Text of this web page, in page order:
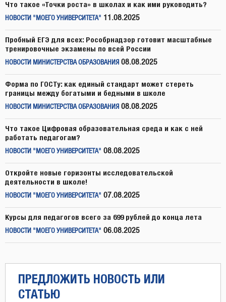
Что такое «Точки роста» в школах и как ими руководить?
НОВОСТИ "МОЕГО УНИВЕРСИТЕТА" 11.08.2025
Пробный ЕГЭ для всех: Рособрнадзор готовит масштабные
тренировочные экзамены по всей России
НОВОСТИ МИНИСТЕРСТВА ОБРАЗОВАНИЯ 08.08.2025
Форма по ГОСТу: как единый стандарт может стереть
границы между богатыми и бедными в школе
НОВОСТИ МИНИСТЕРСТВА ОБРАЗОВАНИЯ 08.08.2025
Что такое Цифровая образовательная среда и как с ней
работать педагогам?
НОВОСТИ "МОЕГО УНИВЕРСИТЕТА" 08.08.2025
Откройте новые горизонты исследовательской
деятельности в школе!
НОВОСТИ "МОЕГО УНИВЕРСИТЕТА" 07.08.2025
Курсы для педагогов всего за 699 рублей до конца лета
НОВОСТИ "МОЕГО УНИВЕРСИТЕТА" 06.08.2025
ПРЕДЛОЖИТЬ НОВОСТЬ ИЛИ
СТАТЬЮ